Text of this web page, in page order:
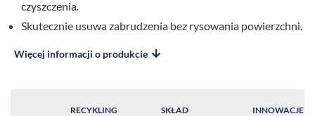
czyszczenia.
Skutecznie usuwa zabrudzenia bez rysowania powierzchni.
Więcej informacji o produkcie
RECYKLING SKŁAD INNOWACJE